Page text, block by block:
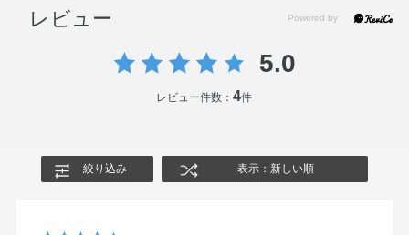
レビュー
5.0
レビュー件数：4件
絞り込み 表示：新しい順